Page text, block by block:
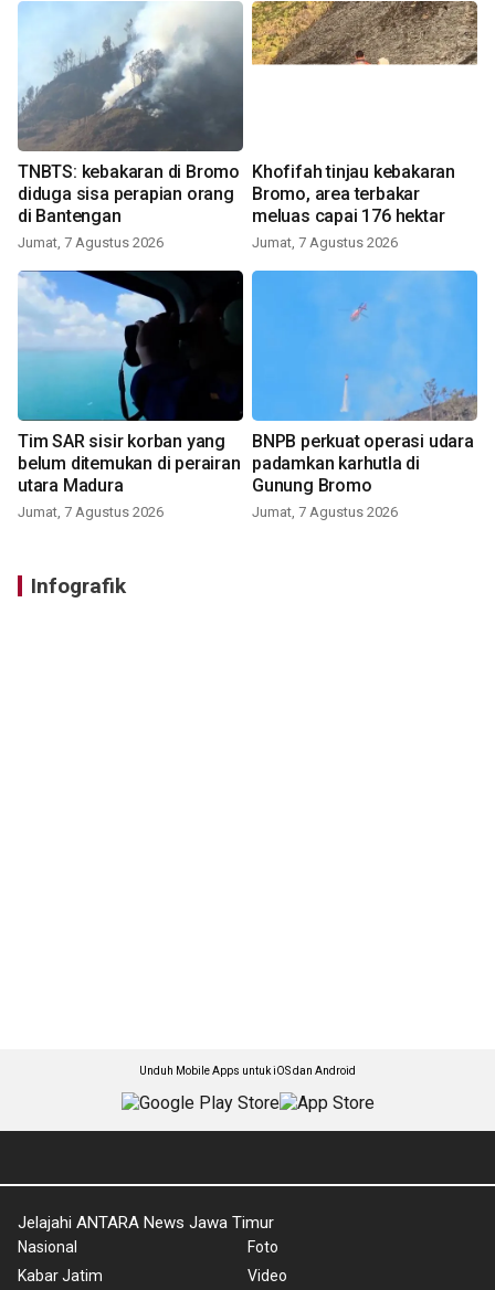
TNBTS: kebakaran di Bromo
diduga sisa perapian orang
di Bantengan
Jumat, 7 Agustus 2026
Khofifah tinjau kebakaran
Bromo, area terbakar
meluas capai 176 hektar
Jumat, 7 Agustus 2026
Tim SAR sisir korban yang
belum ditemukan di perairan
utara Madura
Jumat, 7 Agustus 2026
BNPB perkuat operasi udara
padamkan karhutla di
Gunung Bromo
Jumat, 7 Agustus 2026
Infografik
Unduh Mobile Apps untuk iOS dan Android
Jelajahi ANTARA News Jawa Timur
Nasional
Kabar Jatim
Foto
Video